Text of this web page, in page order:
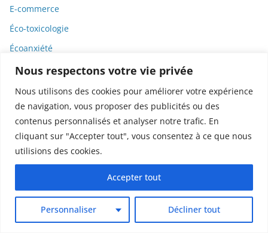
Nous respectons votre vie privée
Nous utilisons des cookies pour améliorer votre expérience
de navigation, vous proposer des publicités ou des
contenus personnalisés et analyser notre trafic. En
cliquant sur "Accepter tout", vous consentez à ce que nous
utilisions des cookies.
Personnaliser Décliner tout
Accepter tout
E-commerce
Éco-toxicologie
Écoanxiété
Écologie
Économie
Économie solidaire et sociale
Edgar Poe
Édition Livre
Editorial
Einstein
Électricité